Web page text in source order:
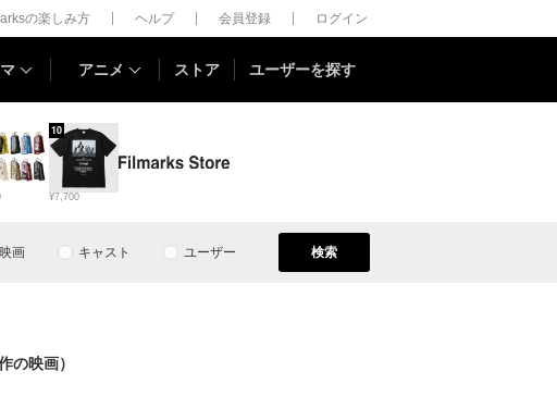
の楽しみ方 ヘルプ 会員登録 ログイン
アニメ ストア ユーザーを探す
¥7,700
10
映画 キャスト ユーザー 検索
の映画）